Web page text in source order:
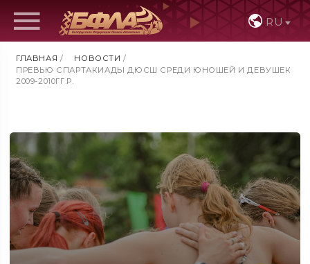
RU
ГЛАВНАЯ / НОВОСТИ /
ПРЕВЬЮ СПАРТАКИАДЫ ДЮСШ СРЕДИ ЮНОШЕЙ И ДЕВУШЕК
2009-2010ГГ.Р.